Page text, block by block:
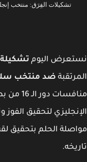
تشكيلات الفِرَق: منتخب
اليومتشكيلة
ضد منتخب
لتحقيق الفوز
الحلم بتحقيق